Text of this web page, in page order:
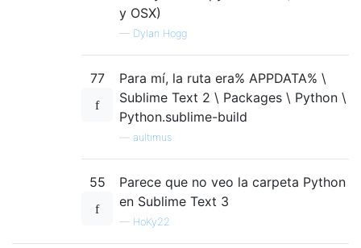
y OSX)
— Dylan Hogg
77
Para mí, la ruta era% APPDATA% \
Sublime Text 2 \ Packages \ Python \
Python.sublime-build
aultimus
55
Parece que no veo la carpeta Python
en Sublime Text 3
— HoKy22